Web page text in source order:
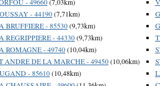
- 44190(7,71km)
BRUFFIERE - 85530(9,73km)
REGRIPPIERE - 44330(9,73km)
ROMAGNE - 49740(10,04km)
ANDRE DE LA MARCHE - 49450(10,06km)
- 85610(10,48km)